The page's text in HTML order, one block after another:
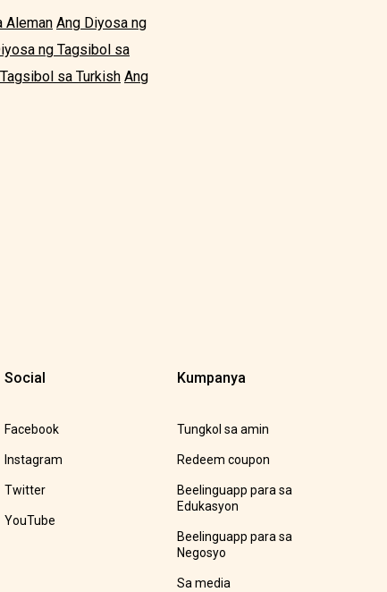
Aleman Ang Diyosa ng
ng Tagsibol sa
sa Turkish Ang
Social
Facebook
Instagram
Twitter
YouTube
Kumpanya
Tungkol sa amin
Redeem coupon
Beelinguapp para sa
Edukasyon
Beelinguapp para sa
Negosyo
Sa media